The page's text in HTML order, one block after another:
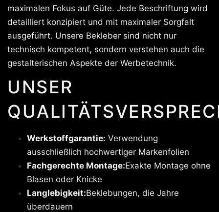
maximalen Fokus auf Güte. Jede Beschriftung wird
detailliert konzipiert und mit maximaler Sorgfalt
ausgeführt. Unsere Bekleber sind nicht nur
technisch kompetent, sondern verstehen auch die
gestalterischen Aspekte der Werbetechnik.
UNSER
Werkstoffgarantie: Verwendung
ausschließlich hochwertiger Markenfolien
Fachgerechte Montage:Exakte Montage ohne
Blasen oder Knicke
Langlebigkeit:Beklebungen, die Jahre
überdauern